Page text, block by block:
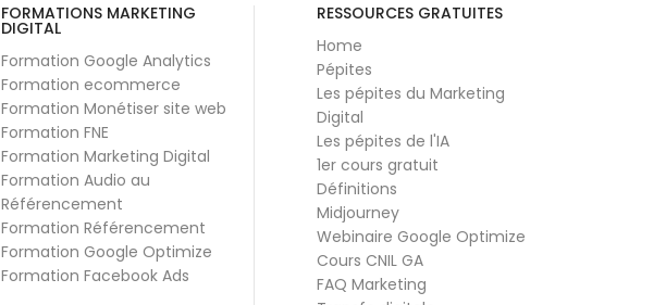
FORMATIONS MARKETING
DIGITAL
Formation Google Analytics
Formation ecommerce
Formation Monétiser site web
Formation FNE
Formation Marketing Digital
Formation Audio au
Référencement
Formation Référencement
Formation Google Optimize
Formation Facebook Ads
RESSOURCES GRATUITES
Home
Pépites
Les pépites du Marketing
Digital
Les pépites de l'IA
1er cours gratuit
Définitions
Midjourney
Webinaire Google Optimize
Cours CNIL GA
FAQ Marketing